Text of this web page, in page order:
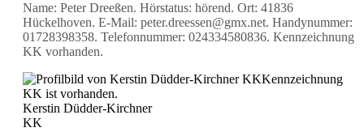
Name: Peter Dreeßen. Hörstatus: hörend. Ort: 41836
Hückelhoven. E-Mail: peter.dreessen@gmx.net. Handynummer:
01728398358. Telefonnummer: 024334580836. Kennzeichnung
KK vorhanden.
KKKennzeichnung
KK ist vorhanden.
Kerstin Düdder-Kirchner
KK